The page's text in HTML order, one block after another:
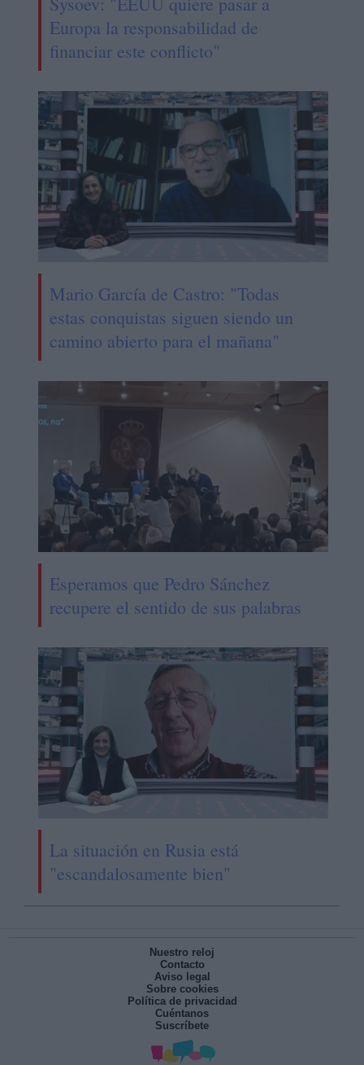
Europa la responsabilidad de
financiar este conflicto"
Mario García de Castro: "Todas
estas conquistas siguen siendo un
camino abierto para el mañana"
Esperamos que Pedro Sánchez
recupere el sentido de sus palabras
La situación en Rusia está
"escandalosamente bien"
Nuestro reloj
Contacto
Aviso legal
Sobre cookies
Política de privacidad
Cuéntanos
Suscríbete